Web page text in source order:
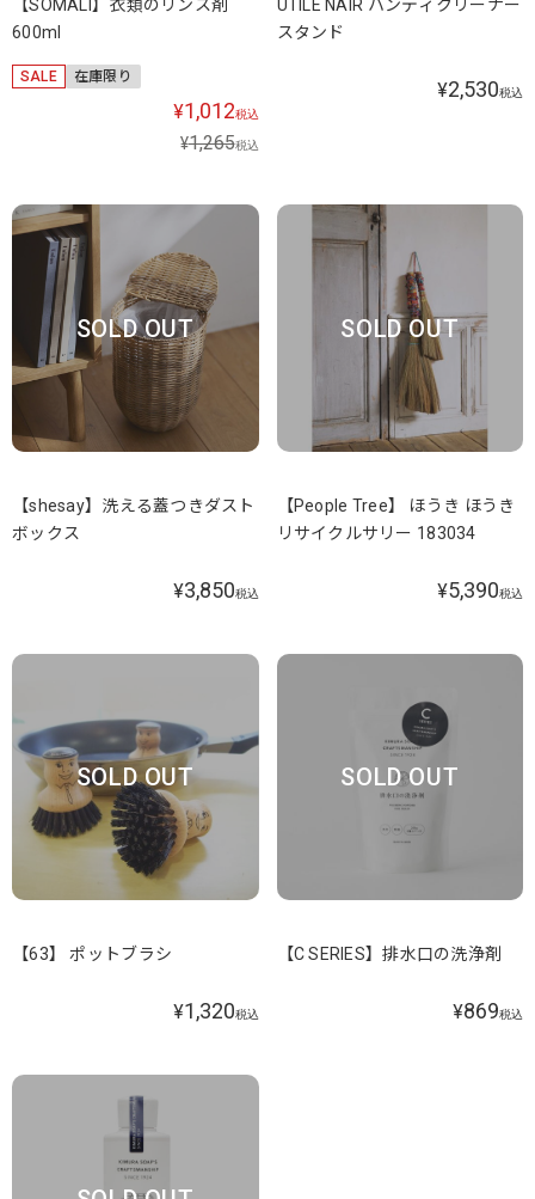
【SOMALI】衣類のリンス剤
600ml
SALE 在庫限り
¥1,012税込
¥1,265税込
UTILE NAIR ハンディクリーナー
スタンド
¥2,530税込
SOLD OUT
【shesay】洗える蓋つきダスト
ボックス
¥3,850税込
SOLD OUT
【People Tree】 ほうき ほうき
リサイクルサリー 183034
¥5,390税込
SOLD OUT
【63】 ポットブラシ
¥1,320税込
SOLD OUT
【C SERIES】排水口の洗浄剤
¥869税込